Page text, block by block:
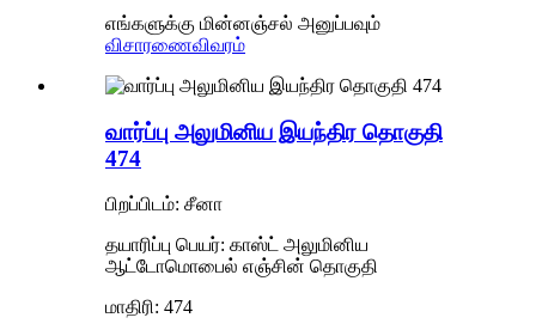
எங்களுக்கு மின்னஞ்சல் அனுப்பவும்
விசாரணைவிவரம்
வார்ப்பு அலுமினிய இயந்திர தொகுதி
474
பிறப்பிடம்: சீனா
தயாரிப்பு பெயர்: காஸ்ட் அலுமினிய
ஆட்டோமொபைல் எஞ்சின் தொகுதி
மாதிரி: 474